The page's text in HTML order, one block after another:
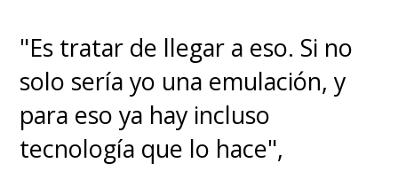
"Koi no yukue" por Akari Akase,
My Dress-Up Darling
"Koshaberibiyori" por
FantasticYouth, Komi Can't
"Es tratar de llegar a eso. Si no
solo sería yo una emulación, y
para eso ya hay incluso
tecnología que lo hace",